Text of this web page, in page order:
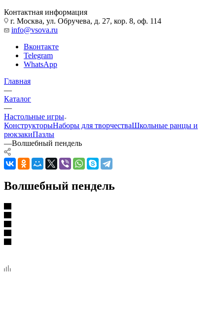
Контактная информация
г. Москва, ул. Обручева, д. 27, кор. 8, оф. 114
info@vsova.ru
Вконтакте
Telegram
WhatsApp
Главная
—
Каталог
—
Настольные игры
КонструкторыНаборы для творчестваШкольные ранцы и
рюкзакиПазлы
—Волшебный пендель
Волшебный пендель